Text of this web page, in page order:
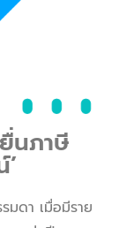
นภาษี
มดา เมื่อมีราย